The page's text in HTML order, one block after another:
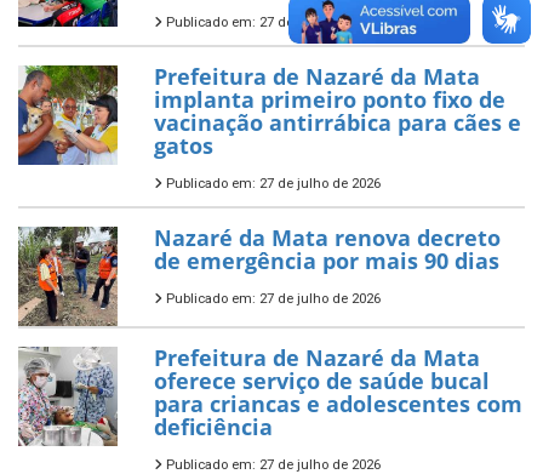
Publicado em: 27 de julho de 2026
Prefeitura de Nazaré da Mata
implanta primeiro ponto fixo de
vacinação antirrábica para cães e
gatos
Publicado em: 27 de julho de 2026
Nazaré da Mata renova decreto
de emergência por mais 90 dias
Publicado em: 27 de julho de 2026
Prefeitura de Nazaré da Mata
oferece serviço de saúde bucal
para criancas e adolescentes com
deficiência
Publicado em: 27 de julho de 2026